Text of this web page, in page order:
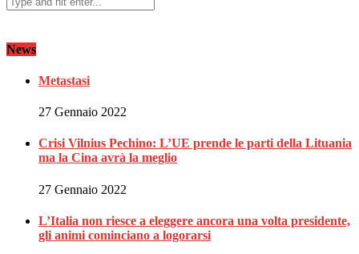
News
Metastasi
27 Gennaio 2022
Crisi Vilnius Pechino: L’UE prende le parti della Lituania
ma la Cina avrà la meglio
27 Gennaio 2022
L’Italia non riesce a eleggere ancora una volta presidente,
gli animi cominciano a logorarsi